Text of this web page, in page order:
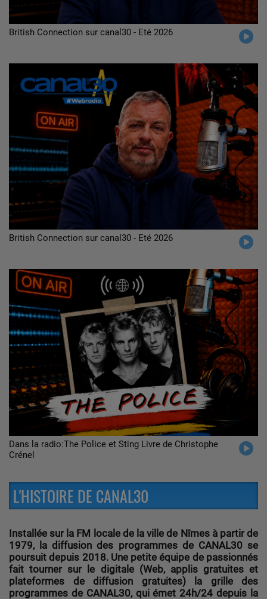
British Connection sur canal30 - Eté 2026
British Connection sur canal30 - Eté 2026
Dans la radio:The Police et Sting Livre de Christophe
Crénel
L'HISTOIRE DE CANAL30
Installée sur la FM locale de la ville de Nîmes à partir de
1979, la diffusion des programmes de CANAL30 se
poursuit depuis 2018. Une petite équipe de passionnés
fait tourner sur le digitale (Web, applis gratuites et
plateformes de diffusion gratuites) la grille des
programmes de CANAL30, qui émet 24h/24 depuis la